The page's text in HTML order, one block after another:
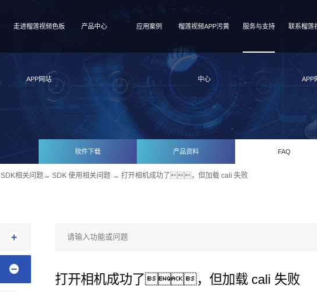
走进榴莲视频色板
APP网站
产品中心 应用案例 榴莲视频APP污黄
中心
服务与支持 联系榴莲
APP
软件下载 产品资料 FAQ
SDK相关问题 → SDK 使用相关问题 → 打开相机成功了，但加载 cali 失败
打开相机成功了，但加载 cali 失败